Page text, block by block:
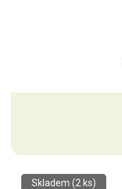
Skladem (2 ks)